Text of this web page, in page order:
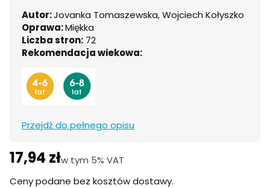
Autor:Jovanka Tomaszewska, Wojciech Kołyszko
Oprawa:Miękka
Liczba stron: 72
Rekomendacja wiekowa:
Przejdź do pełnego opisu
Cena
17,94 złw tym 5% VAT
w tym 5% VAT
Ceny podane bez kosztów dostawy.